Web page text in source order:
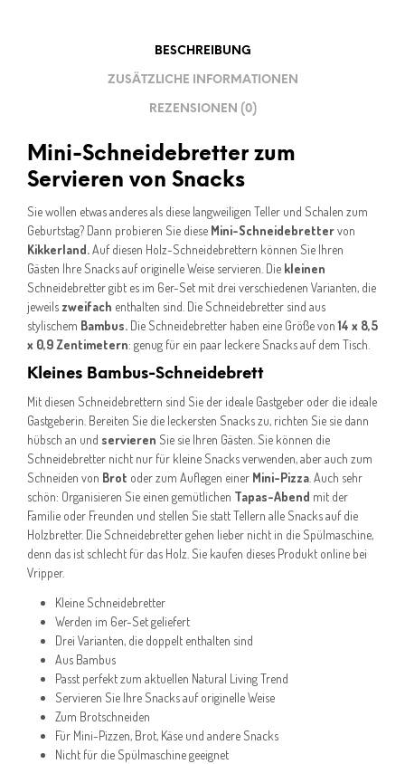
BESCHREIBUNG
ZUSÄTZLICHE INFORMATIONEN
REZENSIONEN (0)
Mini-Schneidebretter zum
Servieren von Snacks
Sie wollen etwas anderes als diese langweiligen Teller und Schalen zum
Geburtstag? Dann probieren Sie diese Mini-Schneidebrettervon
Kikkerland.Auf diesen Holz-Schneidebrettern können Sie Ihren
Gästen Ihre Snacks auf originelle Weise servieren. Die kleinen
Schneidebretter gibt es im 6er-Set mit drei verschiedenen Varianten, die
jeweils zweifach enthalten sind. Die Schneidebretter sind aus
stylischem Bambus. Die Schneidebretter haben eine Größe von14 x 8,5
x 0,9 Zentimetern: genug für ein paar leckere Snacks auf dem Tisch.
Kleines Bambus-Schneidebrett
Mit diesen Schneidebrettern sind Sie der ideale Gastgeber oder die ideale
Gastgeberin. Bereiten Sie die leckersten Snacks zu, richten Sie sie dann
hübsch an und servieren Sie sie Ihren Gästen. Sie können die
Schneidebretter nicht nur für kleine Snacks verwenden, aber auch zum
Schneiden von Brot oder zum Auflegen einer Mini-Pizza . Auch sehr
schön: Organisieren Sie einen gemütlichen Tapas-Abend mit der
Familie oder Freunden und stellen Sie statt Tellern alle Snacks auf die
Holzbretter. Die Schneidebretter gehen lieber nicht in die Spülmaschine,
denn das ist schlecht für das Holz. Sie kaufen dieses Produkt online bei
Vripper.
Kleine Schneidebretter
Werden im 6er-Set geliefert
Drei Varianten, die doppelt enthalten sind
Aus Bambus
Passt perfekt zum aktuellen Natural Living Trend
Servieren Sie Ihre Snacks auf originelle Weise
Zum Brotschneiden
Für Mini-Pizzen, Brot, Käse und andere Snacks
Nicht für die Spülmaschine geeignet